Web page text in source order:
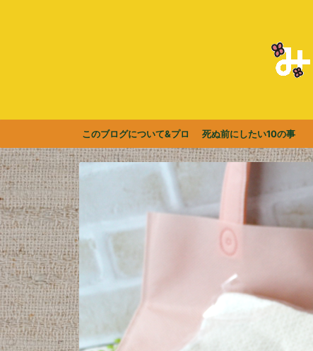
このブログについて&プロ
フィール
死ぬ前にしたい10の事